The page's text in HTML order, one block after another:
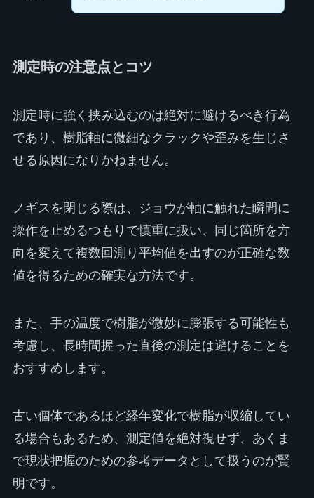
測定時の注意点とコツ
測定時に強く挟み込むのは絶対に避けるべき行為
であり、樹脂軸に微細なクラックや歪みを生じさ
せる原因になりかねません。
ノギスを閉じる際は、ジョウが軸に触れた瞬間に
操作を止めるつもりで慎重に扱い、同じ箇所を方
向を変えて複数回測り平均値を出すのが正確な数
値を得るための確実な方法です。
また、手の温度で樹脂が微妙に膨張する可能性も
考慮し、長時間握った直後の測定は避けることを
おすすめします。
古い個体であるほど経年変化で樹脂が収縮してい
る場合もあるため、測定値を絶対視せず、あくま
で現状把握のための参考データとして扱うのが賢
明です。